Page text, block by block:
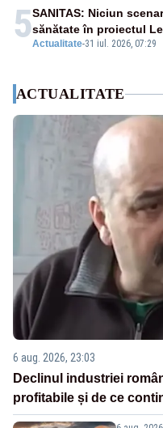
5Actualitate-31 iul. 2026, 07:29
SANITAS: Niciun
sănătate în proiectul
ACTUALITATE
6 aug. 2026, 23:03
Declinul industriei
profitabile și de ce